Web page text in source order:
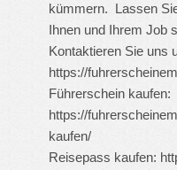
kümmern. Lassen
Ihnen und Ihrem Job
Kontaktieren Sie uns
https://
Führerschein kaufen:
https://
kaufen/
Reisepass kaufen: